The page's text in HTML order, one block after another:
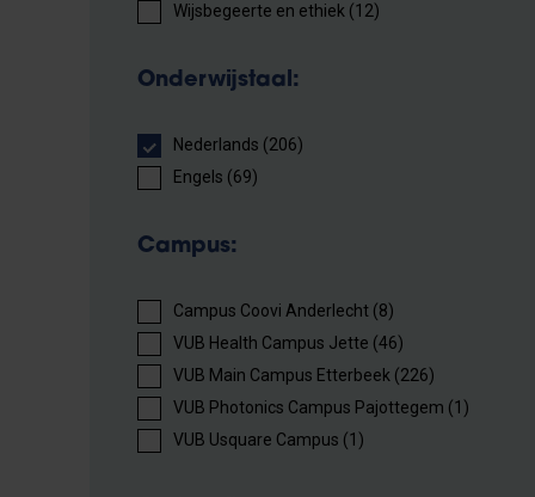
Wijsbegeerte en ethiek (12)
Onderwijstaal:
Nederlands (206)
Engels (69)
Campus:
Campus Coovi Anderlecht (8)
VUB Health Campus Jette (46)
VUB Main Campus Etterbeek (226)
VUB Photonics Campus Pajottegem (1)
VUB Usquare Campus (1)